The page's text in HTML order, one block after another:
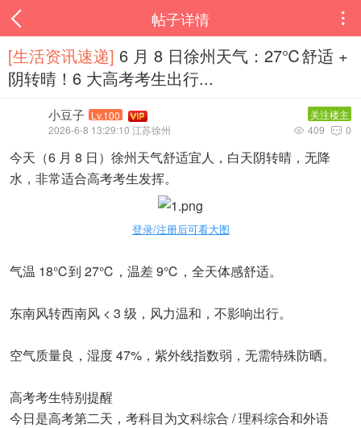
帖子详情 
[生活资讯速递‌] 6 月 8 日徐州天气：27℃舒适 +
阴转晴！6 大高考考生出行...
小豆子 Lv.100
关注楼主
2026-6-8 13:29:10 江苏徐州
 0
 409
今天（6 月 8 日）徐州天气舒适宜人，白天阴转晴，无降
水，非常适合高考考生发挥。
登录/注册后可看大图
气温 18℃到 27℃，温差 9℃，全天体感舒适。
东南风转西南风 < 3 级，风力温和，不影响出行。
空气质量良，湿度 47%，紫外线指数弱，无需特殊防晒。
高考考生特别提醒
今日是高考第二天，考科目为文科综合 / 理科综合和外语